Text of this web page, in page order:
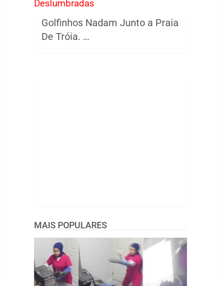
Golfinhos Nadam Junto a Praia
De Tróia. …
MAIS POPULARES